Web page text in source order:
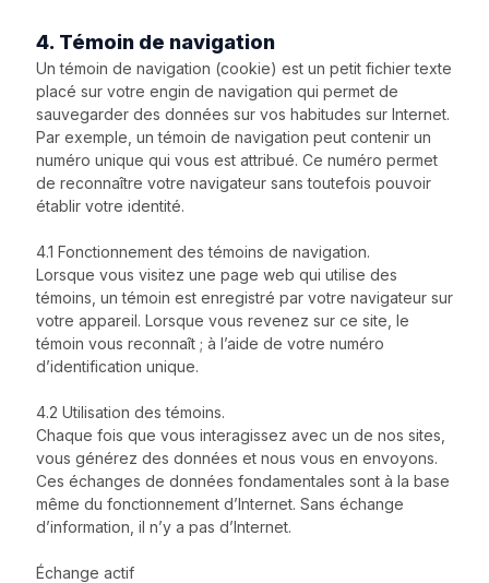
4. Témoin de navigation
Un témoin de navigation (cookie) est un petit fichier texte
placé sur votre engin de navigation qui permet de
sauvegarder des données sur vos habitudes sur Internet.
Par exemple, un témoin de navigation peut contenir un
numéro unique qui vous est attribué. Ce numéro permet
de reconnaître votre navigateur sans toutefois pouvoir
établir votre identité.
4.1 Fonctionnement des témoins de navigation.
Lorsque vous visitez une page web qui utilise des
témoins, un témoin est enregistré par votre navigateur sur
votre appareil. Lorsque vous revenez sur ce site, le
témoin vous reconnaît ; à l’aide de votre numéro
d’identification unique.
4.2 Utilisation des témoins.
Chaque fois que vous interagissez avec un de nos sites,
vous générez des données et nous vous en envoyons.
Ces échanges de données fondamentales sont à la base
même du fonctionnement d’Internet. Sans échange
d’information, il n’y a pas d’Internet.
Échange actif